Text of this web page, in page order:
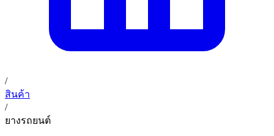
/
สินค้า
/
ยางรถยนต์